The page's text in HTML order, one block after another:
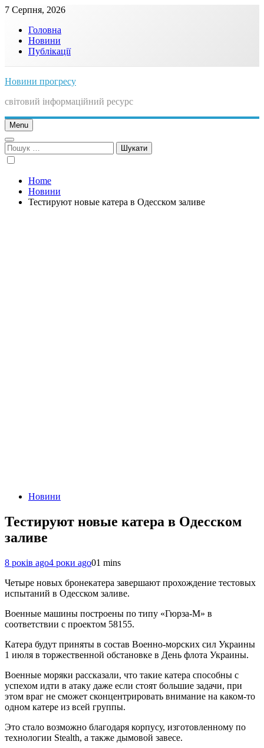
Skip
content
7 Серпня, 2026
Головна
Новини
Публікації
Новини прогресу
світовий інформаційний ресурс
Menu
Пошук:
Home
Новини
Тестируют новые катера в Одесском заливе
Новини
Тестируют новые катера в Одесском
заливе
8 років ago4 роки ago01 mins
Четыре новых бронекатера завершают прохождение тестовых
испытаний в Одесском заливе.
Военные машины построены по типу «Гюрза-М» в
соответствии с проектом 58155.
Катера будут приняты в состав Военно-морских сил Украины
1 июля в торжественной обстановке в День флота Украины.
Военные моряки рассказали, что такие катера способны с
успехом идти в атаку даже если стоят большие задачи, при
этом враг не сможет сконцентрировать внимание на каком-то
одном катере из всей группы.
Это стало возможно благодаря корпусу, изготовленному по
технологии Stealth, а также дымовой завесе.